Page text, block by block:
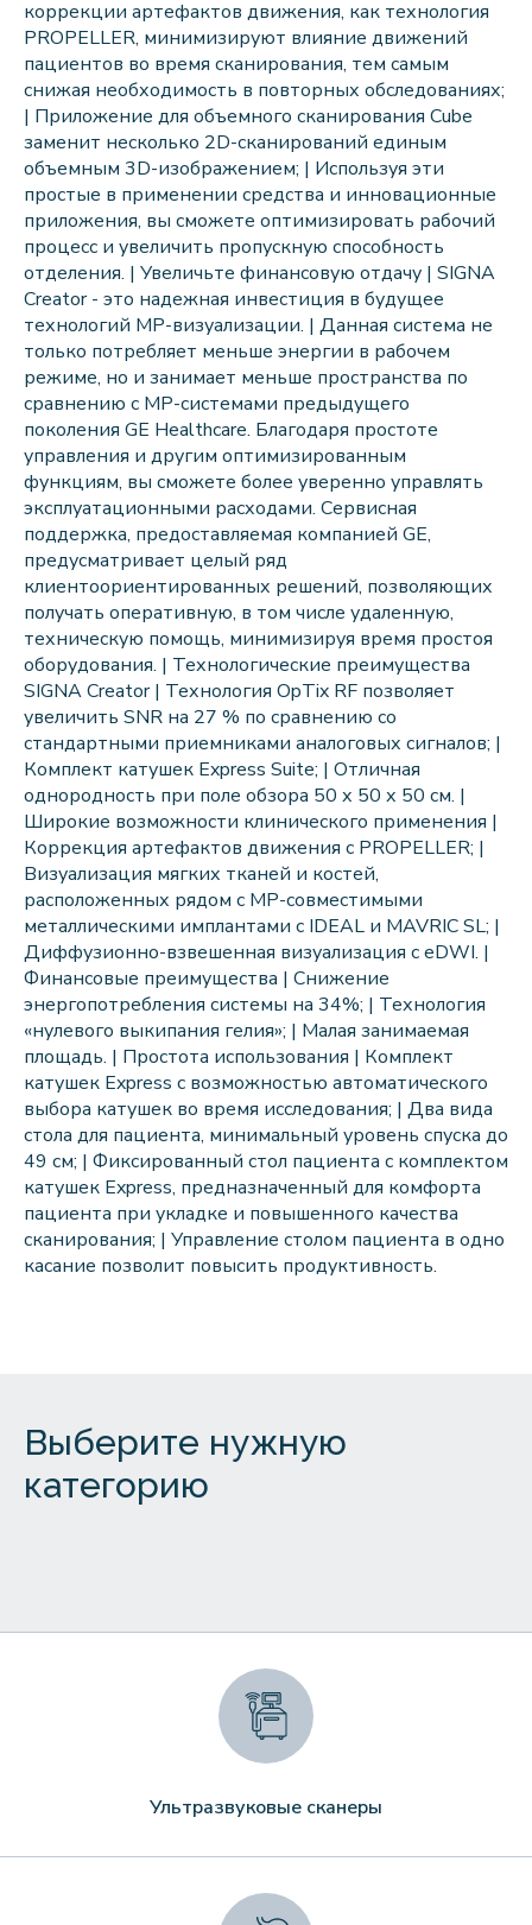
коррекции артефактов движения, как технология
PROPELLER, минимизируют влияние движений
пациентов во время сканирования, тем самым
снижая необходимость в повторных обследованиях;
| Приложение для объемного сканирования Cube
заменит несколько 2D-сканирований единым
объемным 3D-изображением; | Используя эти
простые в применении средства и инновационные
приложения, вы сможете оптимизировать рабочий
процесс и увеличить пропускную способность
отделения. | Увеличьте финансовую отдачу | SIGNA
Creator - это надежная инвестиция в будущее
технологий МР-визуализации. | Данная система не
только потребляет меньше энергии в рабочем
режиме, но и занимает меньше пространства по
сравнению с МР-системами предыдущего
поколения GE Healthcare. Благодаря простоте
управления и другим оптимизированным
функциям, вы сможете более уверенно управлять
эксплуатационными расходами. Сервисная
поддержка, предоставляемая компанией GE,
предусматривает целый ряд
клиентоориентированных решений, позволяющих
получать оперативную, в том числе удаленную,
техническую помощь, минимизируя время простоя
оборудования. | Технологические преимущества
SIGNA Creator | Технология OpTix RF позволяет
увеличить SNR на 27 % по сравнению со
стандартными приемниками аналоговых сигналов; |
Комплект катушек Express Suite; | Отличная
однородность при поле обзора 50 х 50 х 50 см. |
Широкие возможности клинического применения |
Коррекция артефактов движения с PROPELLER; |
Визуализация мягких тканей и костей,
расположенных рядом с МР-совместимыми
металлическими имплантами c IDEAL и MAVRIC SL; |
Диффузионно-взвешенная визуализация c eDWI. |
Финансовые преимущества | Снижение
энергопотребления системы на 34%; | Технология
«нулевого выкипания гелия»; | Малая занимаемая
площадь. | Простота использования | Комплект
катушек Express с возможностью автоматического
выбора катушек во время исследования; | Два вида
стола для пациента, минимальный уровень спуска до
49 см; | Фиксированный стол пациента с комплектом
катушек Express, предназначенный для комфорта
пациента при укладке и повышенного качества
сканирования; | Управление столом пациента в одно
касание позволит повысить продуктивность.
Выберите нужную
категорию
Ультразвуковые сканеры